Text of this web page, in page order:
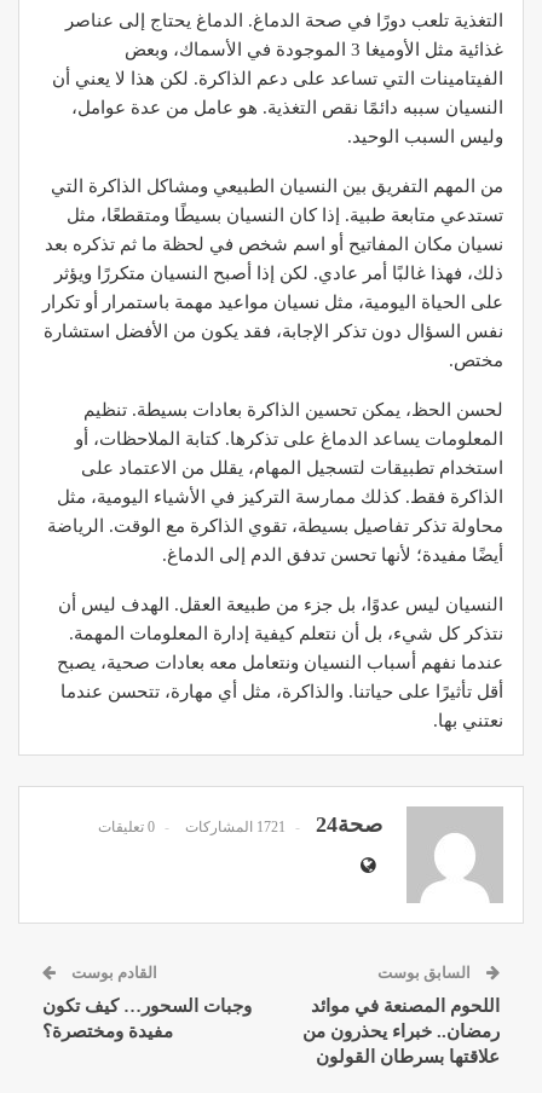
التغذية تلعب دورًا في صحة الدماغ. الدماغ يحتاج إلى عناصر
غذائية مثل الأوميغا 3 الموجودة في الأسماك، وبعض
الفيتامينات التي تساعد على دعم الذاكرة. لكن هذا لا يعني أن
النسيان سببه دائمًا نقص التغذية. هو عامل من عدة عوامل،
وليس السبب الوحيد.
من المهم التفريق بين النسيان الطبيعي ومشاكل الذاكرة التي
تستدعي متابعة طبية. إذا كان النسيان بسيطًا ومتقطعًا، مثل
نسيان مكان المفاتيح أو اسم شخص في لحظة ما ثم تذكره بعد
ذلك، فهذا غالبًا أمر عادي. لكن إذا أصبح النسيان متكررًا ويؤثر
على الحياة اليومية، مثل نسيان مواعيد مهمة باستمرار أو تكرار
نفس السؤال دون تذكر الإجابة، فقد يكون من الأفضل استشارة
مختص.
لحسن الحظ، يمكن تحسين الذاكرة بعادات بسيطة. تنظيم
المعلومات يساعد الدماغ على تذكرها. كتابة الملاحظات، أو
استخدام تطبيقات لتسجيل المهام، يقلل من الاعتماد على
الذاكرة فقط. كذلك ممارسة التركيز في الأشياء اليومية، مثل
محاولة تذكر تفاصيل بسيطة، تقوي الذاكرة مع الوقت. الرياضة
أيضًا مفيدة؛ لأنها تحسن تدفق الدم إلى الدماغ.
النسيان ليس عدوًا، بل جزء من طبيعة العقل. الهدف ليس أن
نتذكر كل شيء، بل أن نتعلم كيفية إدارة المعلومات المهمة.
عندما نفهم أسباب النسيان ونتعامل معه بعادات صحية، يصبح
أقل تأثيرًا على حياتنا. والذاكرة، مثل أي مهارة، تتحسن عندما
نعتني بها.
صحة24 1721 المشاركات 0 تعليقات
السابق بوست
اللحوم المصنعة في موائد
رمضان.. خبراء يحذرون من
علاقتها بسرطان القولون
القادم بوست
وجبات السحور… كيف تكون
مفيدة ومختصرة؟